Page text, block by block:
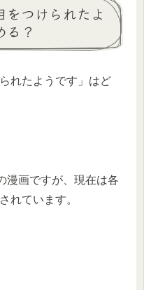
をつけられたよ
る？
れたようです」はど
漫画ですが、現在は各
れています。